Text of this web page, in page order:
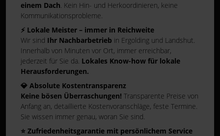
einem Dach. Kein Hin- und Herkoordinieren, keine
Kommunikationsprobleme.
⚡ Lokale Meister – immer in Reichweite
Wir sind Ihr Nachbarbetrieb in Ergolding und Landshut.
Innerhalb von Minuten vor Ort, immer erreichbar,
jederzeit für Sie da. Lokales Know-how für lokale
Herausforderungen.
💎 Absolute Kostentransparenz
Keine bösen Überraschungen! Transparente Preise von
Anfang an, detaillierte Kostenvoranschläge, feste Termine.
Sie wissen immer genau, woran Sie sind.
⭐ Zufriedenheitsgarantie mit persönlichem Service